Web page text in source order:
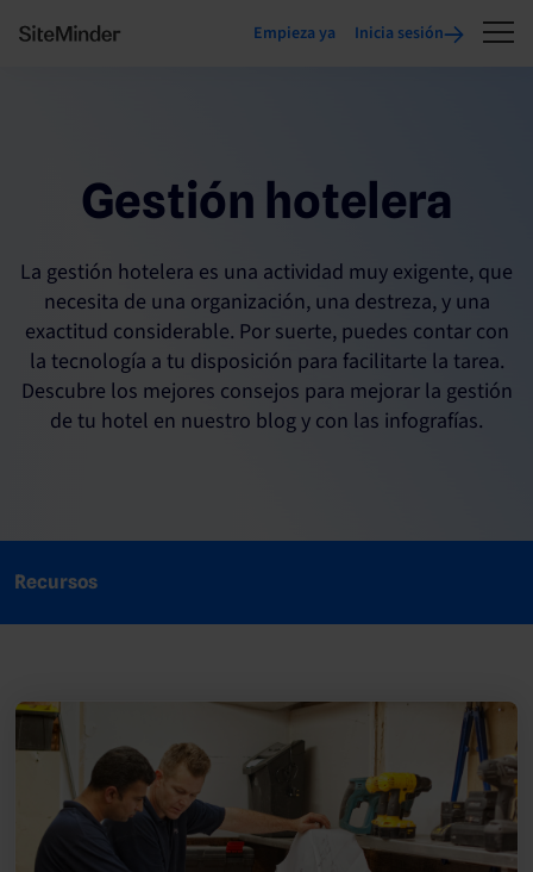
Empieza ya Inicia sesión
Gestión hotelera
La gestión hotelera es una actividad muy exigente, que
necesita de una organización, una destreza, y una
exactitud considerable. Por suerte, puedes contar con
la tecnología a tu disposición para facilitarte la tarea.
Descubre los mejores consejos para mejorar la gestión
de tu hotel en nuestro blog y con las infografías.
Recursos